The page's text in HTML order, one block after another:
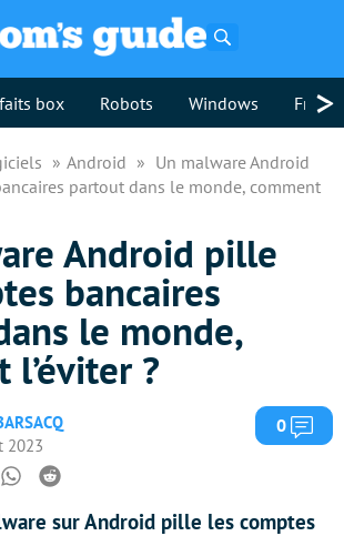
box Robots Windows >
Android
Un malware Android
partout dans le monde, comment
Android pille
bancaires
le monde,
l’éviter ?
2023
0
Whatsapp
Reddit
sur Android pille les comptes